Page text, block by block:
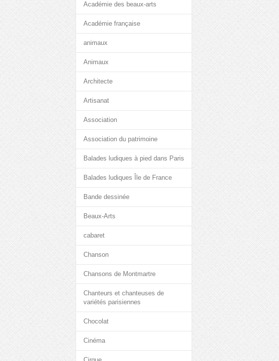
Académie des beaux-arts
Académie française
animaux
Animaux
Architecte
Artisanat
Association
Association du patrimoine
Balades ludiques à pied dans Paris
Balades ludiques Île de France
Bande dessinée
Beaux-Arts
cabaret
Chanson
Chansons de Montmartre
Chanteurs et chanteuses de
variétés parisiennes
Chocolat
Cinéma